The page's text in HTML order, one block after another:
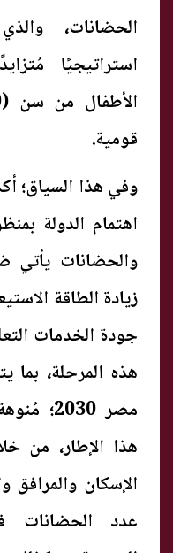
الحضانات،
استراتيجيًا
قومية.
وفي هذا السياق؛
اهتمام الدولة
والحضانات
زيادة الطاقة
جودة الخدمات
هذه المرحلة،
مصر
هذا الإطار، من
الإسكان والمرافق
عدد الحضانات